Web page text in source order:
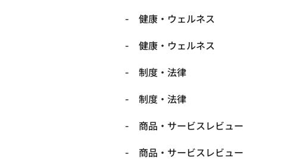
健康・ウェルネス
健康・ウェルネス
制度・法律
制度・法律
商品・サービスレビュー
商品・サービスレビュー